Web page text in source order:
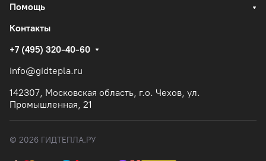
Помощь
Контакты
+7 (495) 320-40-60
info@gidtepla.ru
142307, Московская область, г.о. Чехов, ул.
Промышленная, 21
© 2026 ГИДТЕПЛА.РУ